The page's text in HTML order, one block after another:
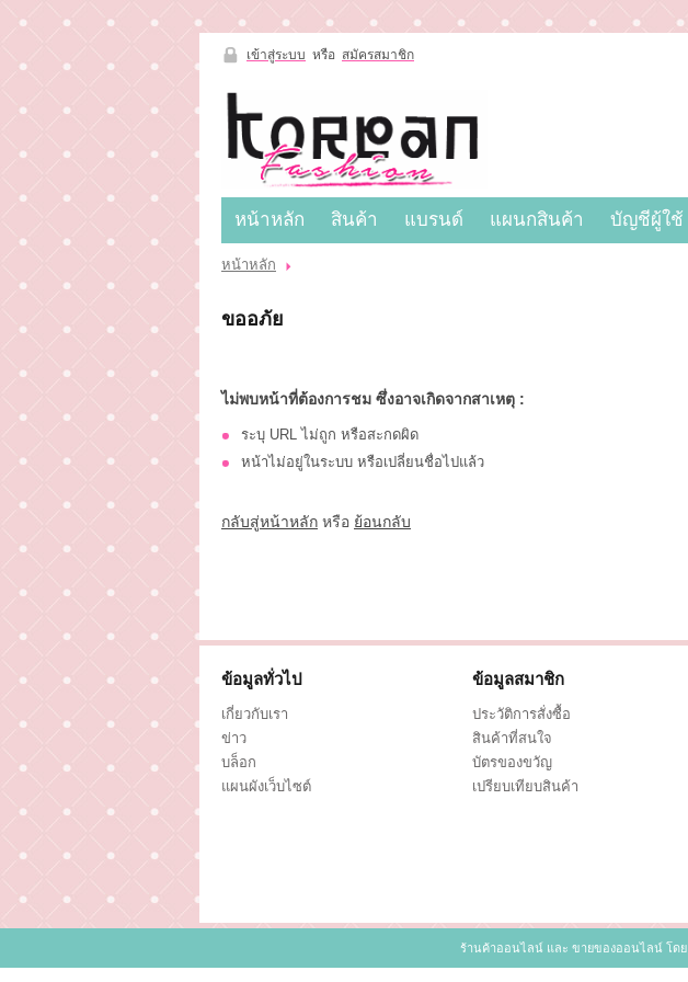
สมัคร
แบรนด์
ติดต่อเรา
ขั้นตอนการสั่งซื้อ แจ้งชำระเงิน
เข้าสู่ระบบ หรือ สมัครสมาชิก
หน้าหลัก สินค้า แบรนด์ แผนกสินค้า บัญชีผู้ใช้
หน้าหลัก
ขออภัย
ไม่พบหน้าที่ต้องการชม ซึ่งอาจเกิดจากสาเหตุ :
ระบุ URL ไม่ถูก หรือสะกดผิด
หน้าไม่อยู่ในระบบ หรือเปลี่ยนชื่อไปแล้ว
กลับสู่หน้าหลัก หรือ ย้อนกลับ
ข้อมูลทั่วไป
เกี่ยวกับเรา
ข่าว
บล็อก
แผนผังเว็บไซต์
ข้อมูลสมาชิก
ประวัติการสั่งซื้อ
สินค้าที่สนใจ
บัตรของขวัญ
เปรียบเทียบสินค้า
ร้านค้าออนไลน์ และ ขายของออนไลน์ โดย